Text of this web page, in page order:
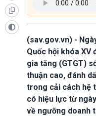
(sav.gov.vn) -
Quốc hội khóa XV
gia tăng (GTGT)
thuận cao, đánh
trong cải cách hệ
có hiệu lực từ
về ngưỡng doanh